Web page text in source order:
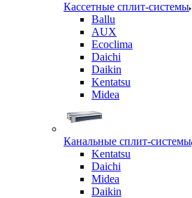
Кассетные сплит-системы
Ballu
AUX
Ecoclima
Daichi
Daikin
Kentatsu
Midea
Канальные сплит-системы
Kentatsu
Daichi
Midea
Daikin